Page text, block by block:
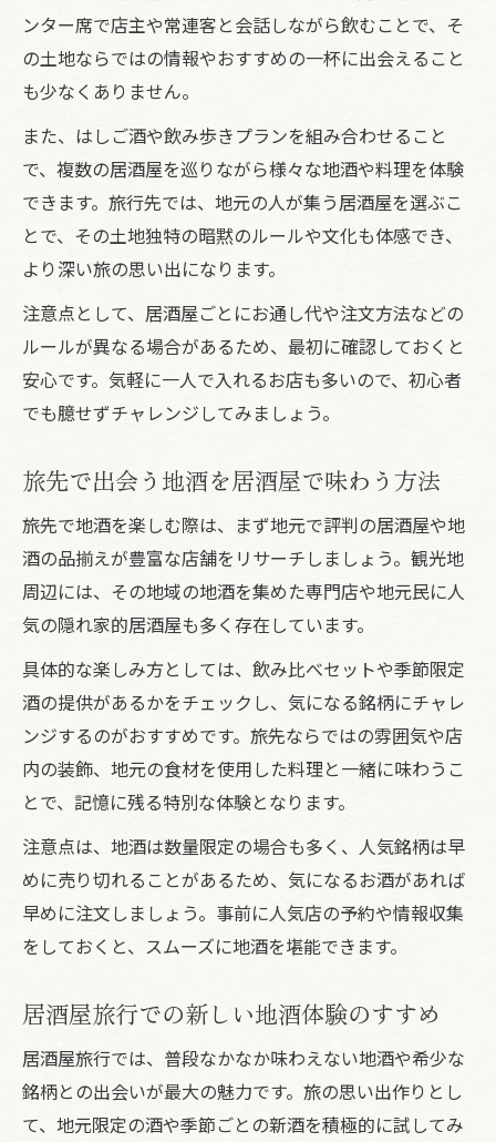
ンター席で店主や常連客と会話しながら飲むことで、そ
の土地ならではの情報やおすすめの一杯に出会えること
も少なくありません。
また、はしご酒や飲み歩きプランを組み合わせること
で、複数の居酒屋を巡りながら様々な地酒や料理を体験
できます。旅行先では、地元の人が集う居酒屋を選ぶこ
とで、その土地独特の暗黙のルールや文化も体感でき、
より深い旅の思い出になります。
注意点として、居酒屋ごとにお通し代や注文方法などの
ルールが異なる場合があるため、最初に確認しておくと
安心です。気軽に一人で入れるお店も多いので、初心者
でも臆せずチャレンジしてみましょう。
旅先で出会う地酒を居酒屋で味わう方法
旅先で地酒を楽しむ際は、まず地元で評判の居酒屋や地
酒の品揃えが豊富な店舗をリサーチしましょう。観光地
周辺には、その地域の地酒を集めた専門店や地元民に人
気の隠れ家的居酒屋も多く存在しています。
具体的な楽しみ方としては、飲み比べセットや季節限定
酒の提供があるかをチェックし、気になる銘柄にチャレ
ンジするのがおすすめです。旅先ならではの雰囲気や店
内の装飾、地元の食材を使用した料理と一緒に味わうこ
とで、記憶に残る特別な体験となります。
注意点は、地酒は数量限定の場合も多く、人気銘柄は早
めに売り切れることがあるため、気になるお酒があれば
早めに注文しましょう。事前に人気店の予約や情報収集
をしておくと、スムーズに地酒を堪能できます。
居酒屋旅行での新しい地酒体験のすすめ
居酒屋旅行では、普段なかなか味わえない地酒や希少な
銘柄との出会いが最大の魅力です。旅の思い出作りとし
て、地元限定の酒や季節ごとの新酒を積極的に試してみ